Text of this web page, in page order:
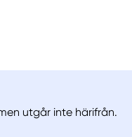
utgår inte härifrån.